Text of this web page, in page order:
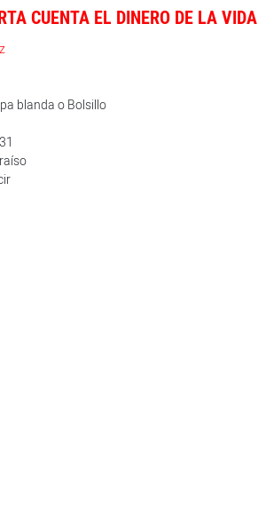
CUENTA EL DINERO DE LA VIDA
blanda o Bolsillo